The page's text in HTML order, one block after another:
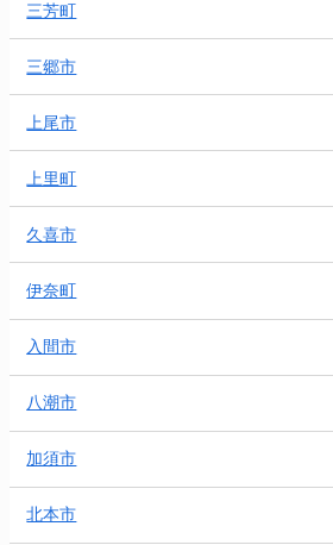
三芳町
三郷市
上尾市
上里町
久喜市
伊奈町
入間市
八潮市
加須市
北本市